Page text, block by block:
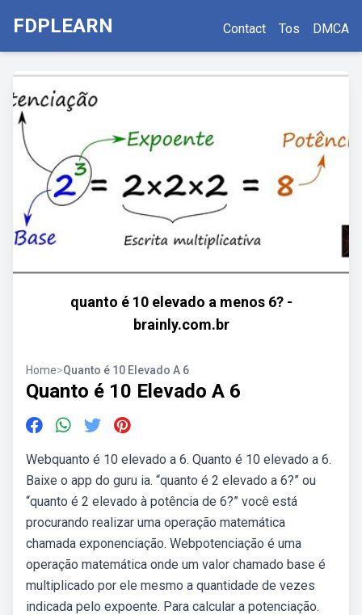
FDPLEARN Contact Tos DMCA
quanto é 10 elevado a menos 6? -
brainly.com.br
Home>Quanto é 10 Elevado A 6
Quanto é 10 Elevado A 6
Webquanto é 10 elevado a 6. Quanto é 10 elevado a 6.
Baixe o app do guru ia. “quanto é 2 elevado a 6?” ou
“quanto é 2 elevado à potência de 6?” você está
procurando realizar uma operação matemática
chamada exponenciação. Webpotenciação é uma
operação matemática onde um valor chamado base é
multiplicado por ele mesmo a quantidade de vezes
indicada pelo expoente. Para calcular a potenciação.